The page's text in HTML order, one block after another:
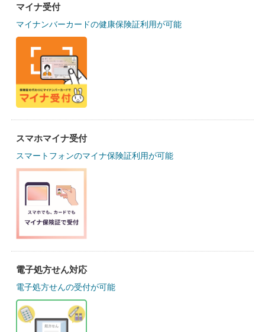
マイナ受付
マイナンバーカードの健康保険証利用が可能
スマホマイナ受付
スマートフォンのマイナ保険証利用が可能
電子処方せん対応
電子処方せんの受付が可能